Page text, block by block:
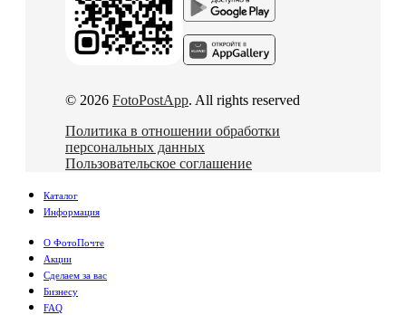
© 2026 FotoPostApp. All rights reserved
Политика в отношении обработки
персональных данных
Пользовательское соглашение
Каталог
Информация
О ФотоПочте
Акции
Сделаем за вас
Бизнесу
FAQ